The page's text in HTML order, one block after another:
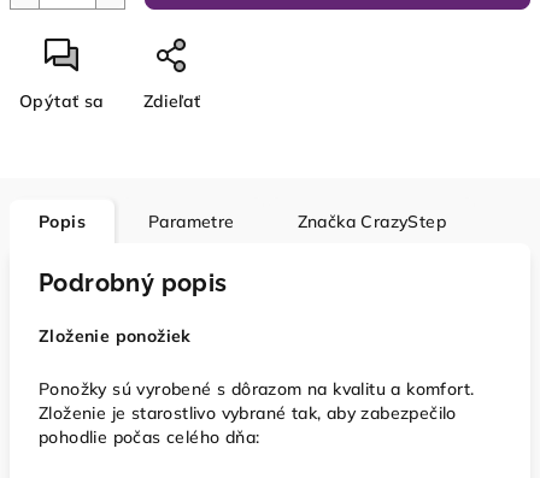
Opýtať sa Zdieľať
Popis Parametre Značka CrazyStep
Podrobný popis
Zloženie ponožiek
Ponožky sú vyrobené s dôrazom na kvalitu a komfort.
Zloženie je starostlivo vybrané tak, aby zabezpečilo
pohodlie počas celého dňa: